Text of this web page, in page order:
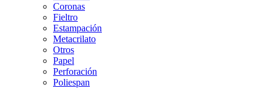
Coronas
Fieltro
Estampación
Metacrilato
Otros
Papel
Perforación
Poliespan